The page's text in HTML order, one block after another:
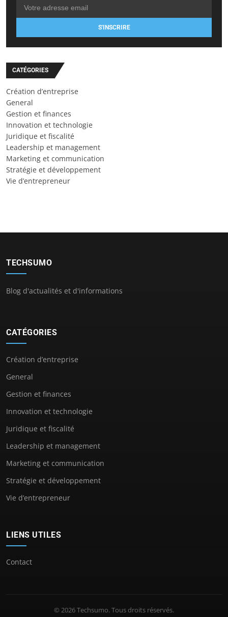
S'INSCRIRE
CATÉGORIES
Création d’entreprise
General
Gestion et finances
Innovation et technologie
Juridique et fiscalité
Leadership et management
Marketing et communication
Stratégie et développement
Vie d’entrepreneur
TECHSUMO
Blog d'actualités et d'informations
CATÉGORIES
Création d’entreprise
General
Gestion et finances
Innovation et technologie
Juridique et fiscalité
Leadership et management
Marketing et communication
Stratégie et développement
Vie d’entrepreneur
LIENS UTILES
Contact
© 2026 Techsumo. Tous droits réservés.